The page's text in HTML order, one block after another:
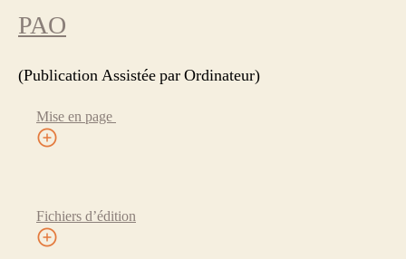
PAO
(Publication Assistée par Ordinateur)
Mise en page
Fichiers d’édition